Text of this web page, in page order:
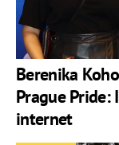
Berenika
Prague
internet